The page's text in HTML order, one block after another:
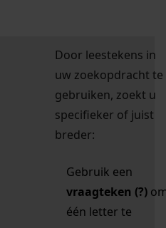
Door leestekens in
uw zoekopdracht te
gebruiken, zoekt u
specifieker of juist
breder:
Gebruik een
vraagteken (?)
één letter te